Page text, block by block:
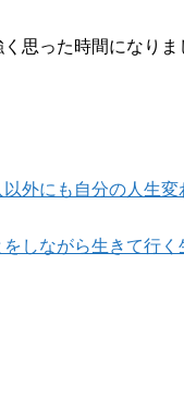
思った時間になりま
外にも自分の人生変
しながら生きて行く